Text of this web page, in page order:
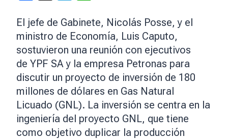
El jefe de Gabinete, Nicolás Posse, y el
ministro de Economía, Luis Caputo,
sostuvieron una reunión con ejecutivos
de YPF SA y la empresa Petronas para
discutir un proyecto de inversión de 180
millones de dólares en Gas Natural
Licuado (GNL). La inversión se centra en la
ingeniería del proyecto GNL, que tiene
como objetivo duplicar la producción